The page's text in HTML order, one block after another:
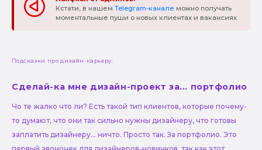
Кстати, в нашем Telegram-канале можно получать
моментальные пуши о новых клиентах и вакансиях
Подсказки про дизайн-карьеру:
Сделай-ка мне дизайн-проект за... портфолио
Чо те жалко что ли? Есть такой тип клиентов, которые почему-
то думают, что они так сильно нужны дизайнеру, что готовы
заплатить дизайнеру... ничто. Просто так. За портфолио. Это